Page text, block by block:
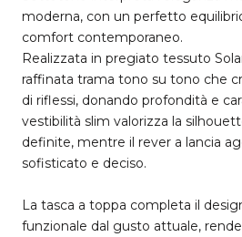
moderna, con un perfetto
comfort contemporaneo.
Realizzata in pregiato tessuto
raffinata trama tono su tono che
di riflessi, donando profondità e
vestibilità slim valorizza la
definite, mentre il rever a lancia
sofisticato e deciso.
La tasca a toppa completa il
funzionale dal gusto attuale,